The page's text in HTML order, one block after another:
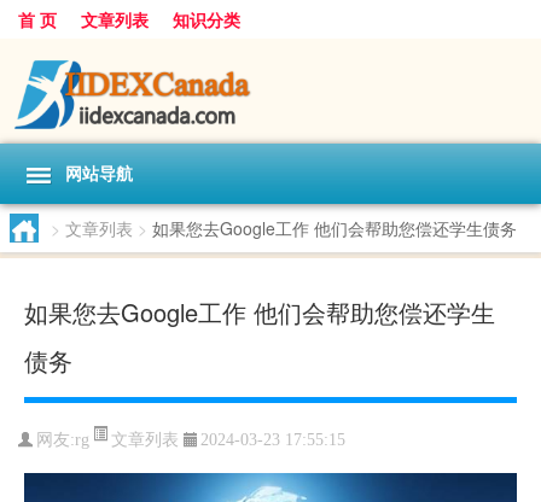
首 页 文章列表 知识分类
网站导航
> 文章列表 > 如果您去Google工作 他们会帮助您偿还学生债务
如果您去Google工作 他们会帮助您偿还学生
债务
网友:rg 文章列表 2024-03-23 17:55:15